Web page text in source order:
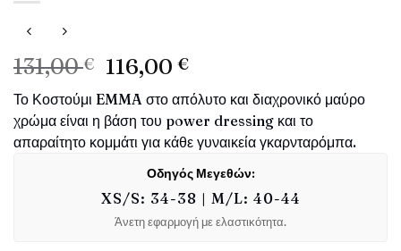
131,00€
Original
price
was:
131,00 €.
116,00€Η
τρέχουσα
τιμή
είναι:
116,00 €.
Το Κοστούμι EMMA στο απόλυτο και διαχρονικό μαύρο
χρώμα είναι η βάση του power dressing και το
απαραίτητο κομμάτι για κάθε γυναικεία γκαρνταρόμπα.
Οδηγός Μεγεθών:
XS/S: 34-38 | M/L: 40-44
Άνετη εφαρμογή με ελαστικότητα.